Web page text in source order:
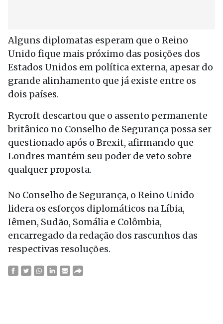
Alguns diplomatas esperam que o Reino
Unido fique mais próximo das posições dos
Estados Unidos em política externa, apesar do
grande alinhamento que já existe entre os
dois países.
Rycroft descartou que o assento permanente
britânico no Conselho de Segurança possa ser
questionado após o Brexit, afirmando que
Londres mantém seu poder de veto sobre
qualquer proposta.
No Conselho de Segurança, o Reino Unido
lidera os esforços diplomáticos na Líbia,
Iêmen, Sudão, Somália e Colômbia,
encarregado da redação dos rascunhos das
respectivas resoluções.